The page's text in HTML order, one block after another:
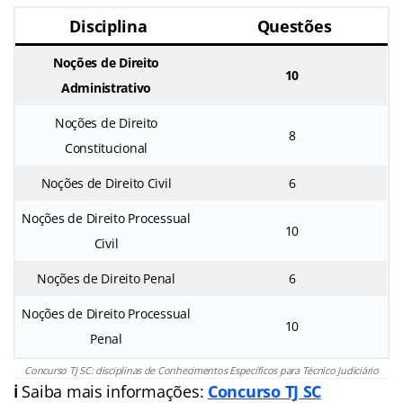
Disciplina Questões
Noções de Direito
Administrativo
10
Noções de Direito
Constitucional
8
Noções de Direito Civil 6
Noções de Direito Processual
Civil
10
Noções de Direito Penal 6
Noções de Direito Processual
Penal
10
Concurso TJ SC: disciplinas de Conhecimentos Específicos para Técnico Judiciário
ℹ️ Saiba mais informações: Concurso TJ SC